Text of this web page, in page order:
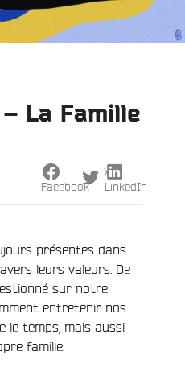
La Famille
présentes dans
leurs valeurs. De
sur notre
entretenir nos
le temps, mais aussi
famille.
Facebook
X
LinkedIn